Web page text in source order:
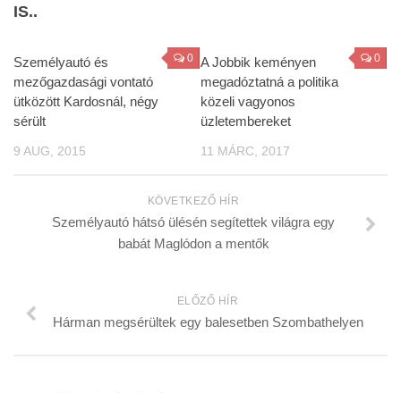
IS..
0
Személyautó és
mezőgazdasági vontató
ütközött Kardosnál, négy
sérült
9 AUG, 2015
0
A Jobbik keményen
megadóztatná a politika
közeli vagyonos
üzletembereket
11 MÁRC, 2017
KÖVETKEZŐ HÍR
Személyautó hátsó ülésén segítettek világra egy
babát Maglódon a mentők
ELŐZŐ HÍR
Hárman megsérültek egy balesetben Szombathelyen